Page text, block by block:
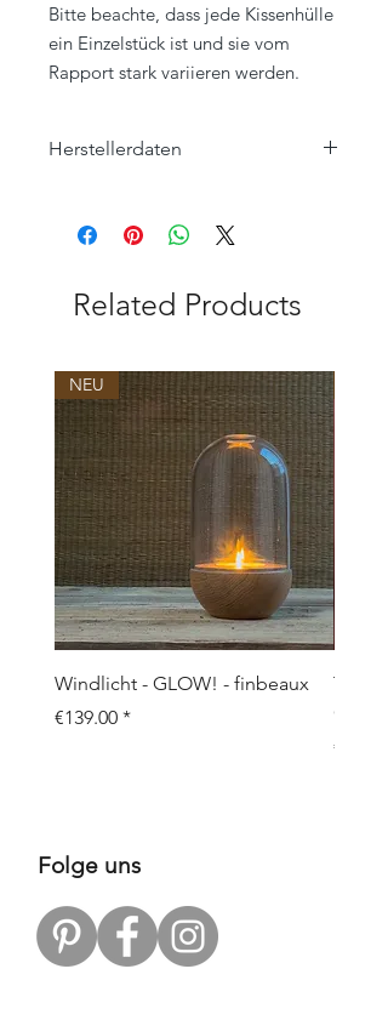
Bitte beachte, dass jede Kissenhülle
ein Einzelstück ist und sie vom
Rapport stark variieren werden.
Herstellerdaten
Orleansstraße 16
95028 Hof
info@eagle-products.de
Related Products
NEU
Windlicht - GLOW! - finbeaux
Price
€139.00
Topf/
Price
€109.00
Folge uns